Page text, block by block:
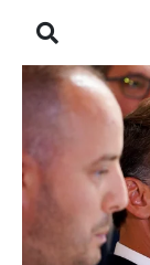
NASLOVNA
ZADRUGA
SHOWBIZ